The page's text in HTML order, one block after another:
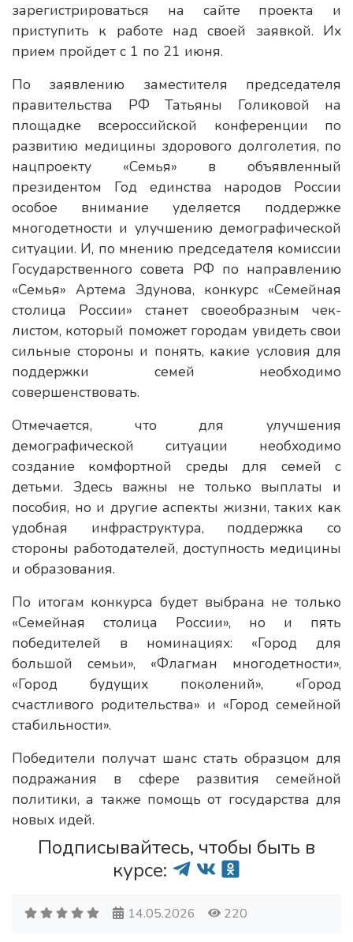
зарегистрироваться на сайте проекта и
приступить к работе над своей заявкой. Их
прием пройдет с 1 по 21 июня.
По заявлению заместителя председателя
правительства РФ Татьяны Голиковой на
площадке всероссийской конференции по
развитию медицины здорового долголетия, по
нацпроекту «Семья» в объявленный
президентом Год единства народов России
особое внимание уделяется поддержке
многодетности и улучшению демографической
ситуации. И, по мнению председателя комиссии
Государственного совета РФ по направлению
«Семья» Артема Здунова, конкурс «Семейная
столица России» станет своеобразным чек-
листом, который поможет городам увидеть свои
сильные стороны и понять, какие условия для
поддержки семей необходимо
совершенствовать.
Отмечается, что для улучшения
демографической ситуации необходимо
создание комфортной среды для семей с
детьми. Здесь важны не только выплаты и
пособия, но и другие аспекты жизни, таких как
удобная инфраструктура, поддержка со
стороны работодателей, доступность медицины
и образования.
По итогам конкурса будет выбрана не только
«Семейная столица России», но и пять
победителей в номинациях: «Город для
большой семьи», «Флагман многодетности»,
«Город будущих поколений», «Город
счастливого родительства» и «Город семейной
стабильности».
Победители получат шанс стать образцом для
подражания в сфере развития семейной
политики, а также помощь от государства для
новых идей.
Подписывайтесь, чтобы быть в
курсе:
14.05.2026 220